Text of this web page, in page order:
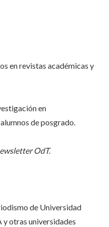
en revistas académicas y
en
de posgrado.
OdT.
de Universidad
otras universidades